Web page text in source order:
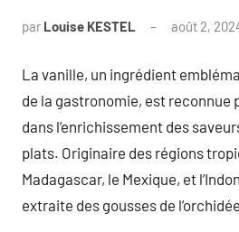
par Louise KESTEL août 2,
La vanille, un ingrédient
de la gastronomie, est reconnue
dans l’enrichissement des
plats. Originaire des régions
Madagascar, le Mexique, et
extraite des gousses de